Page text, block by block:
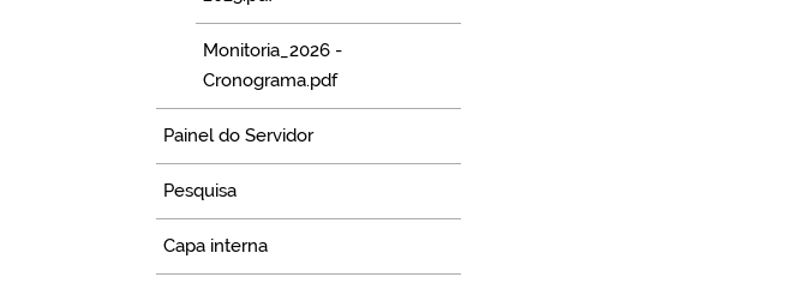
Monitoria_2026 -
Cronograma.pdf
Painel do Servidor
Pesquisa
Capa interna